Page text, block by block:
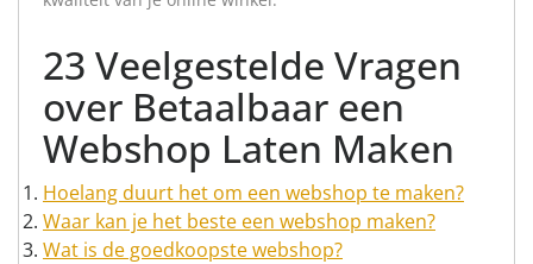
23 Veelgestelde Vragen
over Betaalbaar een
Webshop Laten Maken
Hoelang duurt het om een webshop te maken?
Waar kan je het beste een webshop maken?
Wat is de goedkoopste webshop?